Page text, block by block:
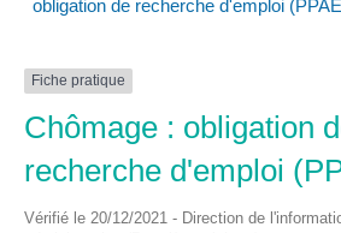
obligation de recherche d'emploi
Fiche pratique
Chômage : obligation
recherche d'emploi
Vérifié le 20/12/2021 - Direction de